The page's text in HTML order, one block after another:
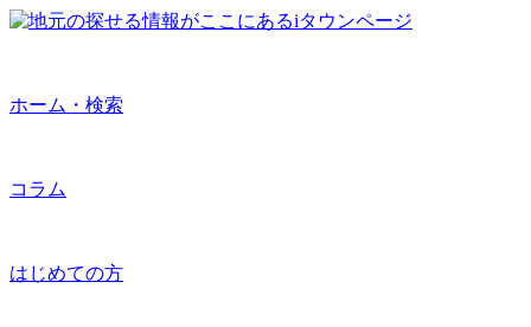
ホーム・検索
コラム
はじめての方